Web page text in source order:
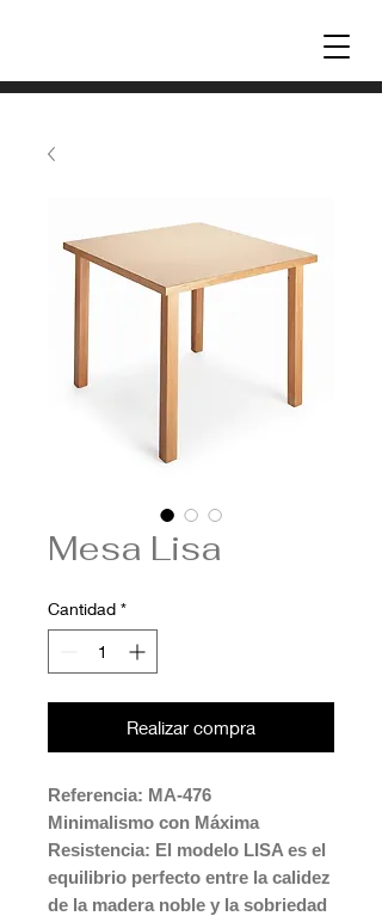
Mesa Lisa
Cantidad *
Realizar compra
Referencia: MA-476
Minimalismo con Máxima
Resistencia: El modelo LISA es el
equilibrio perfecto entre la calidez
de la madera noble y la sobriedad